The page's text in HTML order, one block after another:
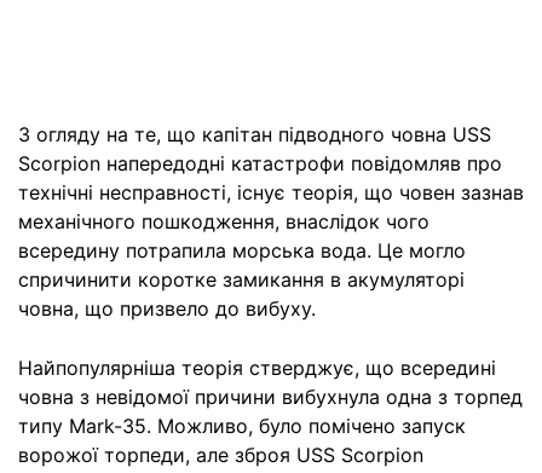
З огляду на те, що капітан підводного човна USS
Scorpion напередодні катастрофи повідомляв про
технічні несправності, існує теорія, що човен зазнав
механічного пошкодження, внаслідок чого
всередину потрапила морська вода. Це могло
спричинити коротке замикання в акумуляторі
човна, що призвело до вибуху.
Найпопулярніша теорія стверджує, що всередині
човна з невідомої причини вибухнула одна з торпед
типу Mark-35. Можливо, було помічено запуск
ворожої торпеди, але зброя USS Scorpion